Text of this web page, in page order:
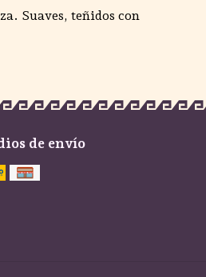
Suaves, teñidos con
de envío